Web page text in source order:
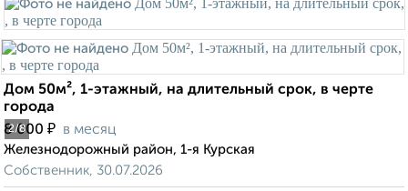
2/8
Дом 50м², 1-этажный, на длительный срок, в черте
города
8 000 ₽ в месяц
Железнодорожный район, 1-я Курская
Собственник, 30.07.2026